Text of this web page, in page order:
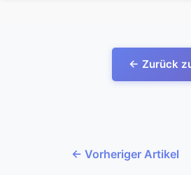
← Zurück
← Vorheriger Artikel